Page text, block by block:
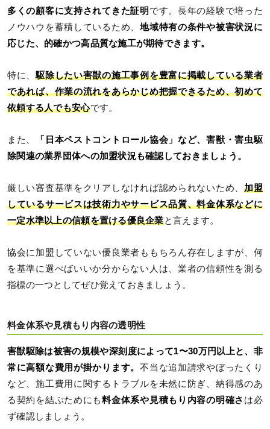
多くの顧客に支持されてきた証明 です。長年の経験で培った
ノウハウを蓄積しているため、地域特有の条件や被害状況に
応じた、的確かつ高品質な施工が期待できます。
特に、駆除したい害獣の施工事例を豊富に掲載している業者
であれば、作業の流れをあらかじめ把握できるため、初めて
依頼する人でも安心です。
また、
「日本ペストコントロール協会」など、害獣・害虫駆
除関連の業界団体への加盟状況も確認しておきましょう。
厳しい審査基準をクリアしなければ認められないため、 加盟
しているサービスは技術力やサービス品質、料金体系などに
一定水準以上の信頼を置ける優良企業と言えます。
協会に加盟していない優良業者ももちろん存在しますが、何
を基準に選べばいいか分からない人は、業者の信頼性を測る
指標の一つとしてぜひ覚えておきましょう。
料金体系や見積もり内容の透明性
害獣駆除は被害の規模や深刻度によって1〜30万円以上と、非
常に高額な費用が掛かります。不当な追加請求やぼったくり
など、施工費用に関するトラブルを未然に防ぎ、納得感のあ
る契約を結ぶためにも料金体系や見積もり内容の明確さ は必
ず確認しましょう。